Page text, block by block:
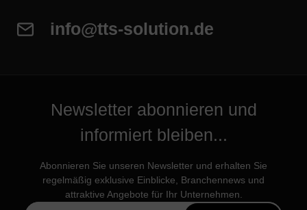
info@tts-solution.de
Newsletter abonnieren und
informiert bleiben...
Abonnieren Sie unseren Newsletter und erhalten Sie
regelmäßig exklusive Einblicke, Branchennews und
attraktive Angebote für Ihr Unternehmen.